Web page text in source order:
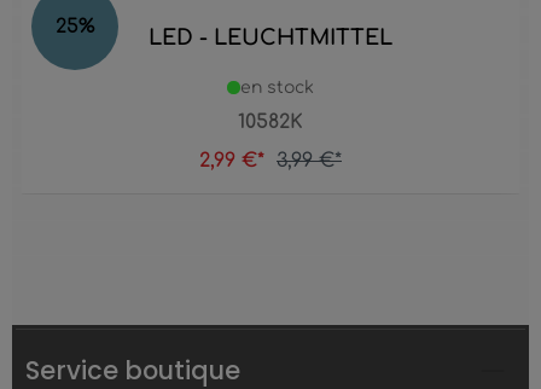
25% LED - LEUCHTMITTEL
10582K
en stock
2,99 €* 3,99 €*
Service boutique